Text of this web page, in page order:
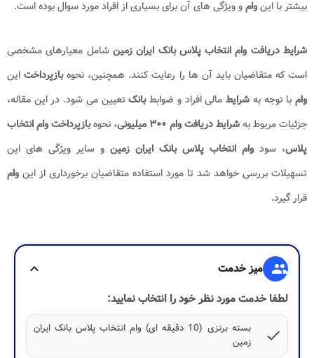
بیشتر با اینوامو ویژگی های آن برای بسیاری از افراد مورد سوال بوده است.
شرایط دریافت وام انتخاب پلاس بانک ایران زمینشامل معیارهای مشخصی
است که متقاضیان باید آن ها را رعایت کنند. همچنین، نحوهبازپرداخت این
وام با توجه به شرایط مالی افراد و ضوابطبانک تعیین می شود. در این مقاله،
جزئیات مربوط بهشرایط دریافت وام ۳۰۰ میلیونی ، نحوهبازپرداخت وام انتخاب
پلاس، سود وام انتخاب پلاس بانک ایران زمین و سایر ویژگی های این
تسهیلات بررسی خواهد شد تا مورد استفاده متقاضیان برخورداری از این وام
قرار گیرد.
group میز خدمت
expand_more
لطفا خدمت مورد نظر خود را انتخاب نمایید:
check
بسته برنزی (10 دقیقه ای) وام انتخاب پلاس بانک ایران
زمین